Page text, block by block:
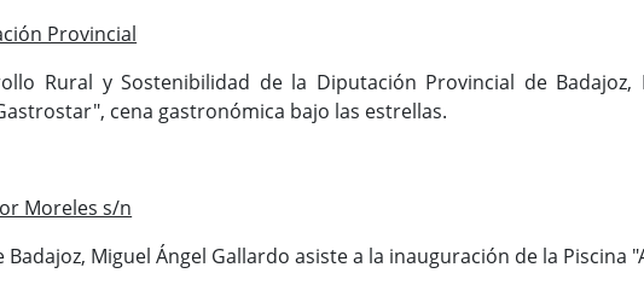
Provincial
Rural y Sostenibilidad de la Diputación Provincial de Badajoz,
cena gastronómica bajo las estrellas.
Moreles s/n
Miguel Ángel Gallardo asiste a la inauguración de la Piscina